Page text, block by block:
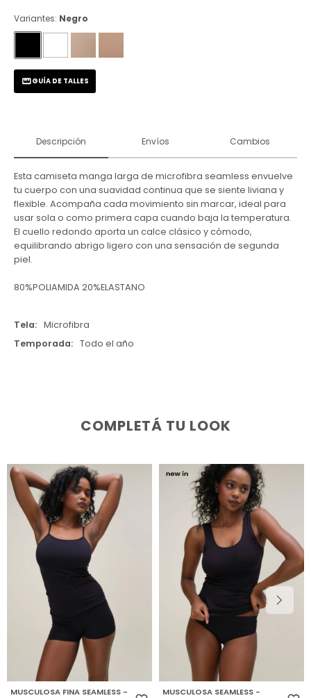
Variantes: Negro
GUÍA DE TALLES
Descripción Envíos Cambios
Esta camiseta manga larga de microfibra seamless envuelve
tu cuerpo con una suavidad continua que se siente liviana y
flexible. Acompaña cada movimiento sin marcar, ideal para
usar sola o como primera capa cuando baja la temperatura.
El cuello redondo aporta un calce clásico y cómodo,
equilibrando abrigo ligero con una sensación de segunda
piel.
80%POLIAMIDA 20%ELASTANO
Tela
Microfibra
Temporada
Todo el año
COMPLETÁ TU LOOK
MUSCULOSA FINA SEAMLESS -
MUSCULOSA SEAMLESS -